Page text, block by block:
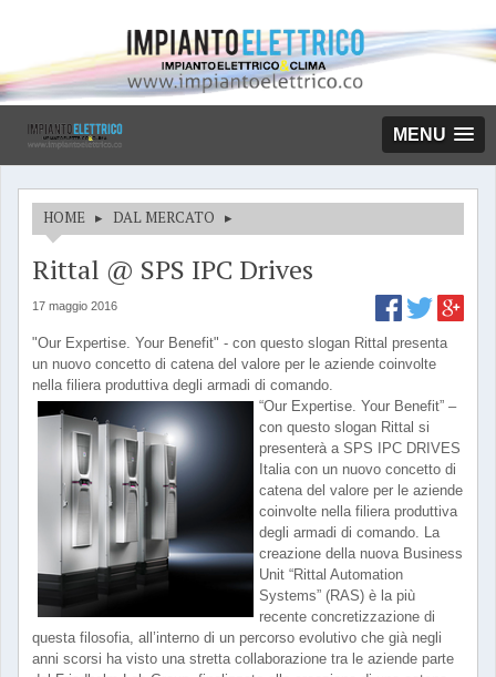
MENU
HOME ▸ DAL MERCATO ▸
Rittal @ SPS IPC Drives
17 maggio 2016
"Our Expertise. Your Benefit" - con questo slogan Rittal presenta
un nuovo concetto di catena del valore per le aziende coinvolte
nella filiera produttiva degli armadi di comando.
“Our Expertise. Your Benefit” –
con questo slogan Rittal si
presenterà a SPS IPC DRIVES
Italia con un nuovo concetto di
catena del valore per le aziende
coinvolte nella filiera produttiva
degli armadi di comando. La
creazione della nuova Business
Unit “Rittal Automation
Systems” (RAS) è la più
recente concretizzazione di
questa filosofia, all’interno di un percorso evolutivo che già negli
anni scorsi ha visto una stretta collaborazione tra le aziende parte